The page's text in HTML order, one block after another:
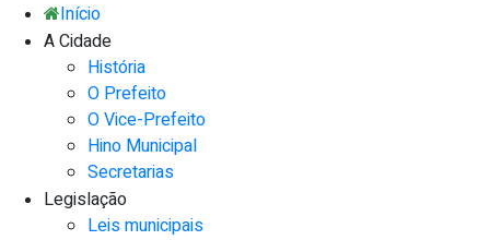
Início
A Cidade
História
O Prefeito
O Vice-Prefeito
Hino Municipal
Secretarias
Legislação
Leis municipais